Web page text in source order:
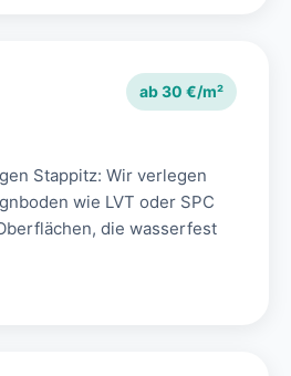
ab 30 €/m²
Stappitz: Wir verlegen
wie LVT oder SPC
die wasserfest